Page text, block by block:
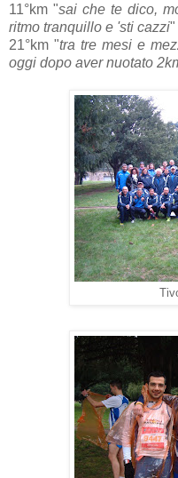
11°km "sai che te dico,
ritmo tranquillo e 'sti cazzi"
21°km "tra tre mesi e
oggi dopo aver nuotato